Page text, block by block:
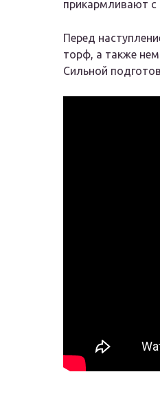
прикармливают
Перед
торф, а также
Сильной